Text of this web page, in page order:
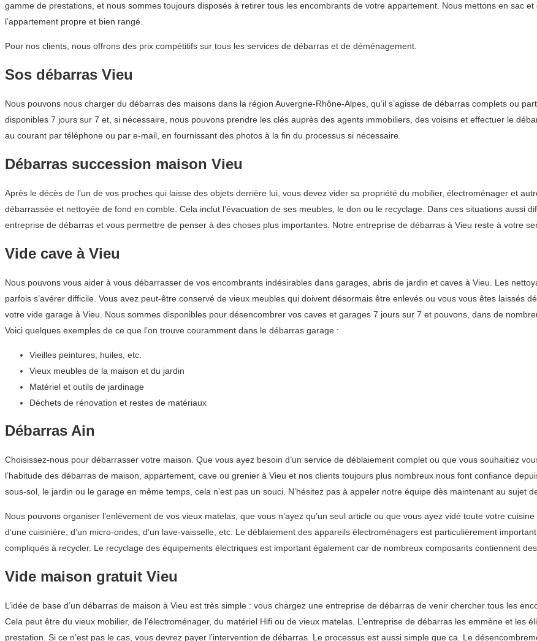
gamme de prestations, et nous sommes toujours disposés à retirer tous les encombrants de votre appartement. Nous mettons en sac
l’appartement propre et bien rangé.
Pour nos clients, nous offrons des prix compétitifs sur tous les services de débarras et de déménagement.
Sos débarras Vieu
Nous pouvons nous charger du débarras des maisons dans la région Auvergne-Rhône-Alpes, qu’il s’agisse de débarras complets ou
disponibles 7 jours sur 7 et, si nécessaire, nous pouvons prendre les clés auprès des agents immobiliers, des voisins et effectuer le
au courant par téléphone ou par e-mail, en fournissant des photos à la fin du processus si nécessaire.
Débarras succession maison Vieu
Après le décès de l’un de vos proches qui laisse des objets derrière lui, vous devez vider sa propriété du mobilier, électroménager et
débarrassée et nettoyée de fond en comble. Cela inclut l’évacuation de ses meubles, le don ou le recyclage. Dans ces situations aussi
entreprise de débarras et vous permettre de penser à des choses plus importantes. Notre entreprise de débarras à Vieu reste à votre
Vide cave à Vieu
Nous pouvons vous aider à vous débarrasser de vos encombrants indésirables dans garages, abris de jardin et caves à Vieu. Les
parfois s’avérer difficile. Vous avez peut-être conservé de vieux meubles qui doivent désormais être enlevés ou vous vous êtes laissés
votre vide garage à Vieu. Nous sommes disponibles pour désencombrer vos caves et garages 7 jours sur 7 et pouvons, dans de
Voici quelques exemples de ce que l’on trouve couramment dans le débarras garage :
Vieilles peintures, huiles, etc.
Vieux meubles de la maison et du jardin
Matériel et outils de jardinage
Déchets de rénovation et restes de matériaux
Débarras Ain
Choisissez-nous pour débarrasser votre maison. Que vous ayez besoin d’un service de déblaiement complet ou que vous souhaitiez
l’habitude des débarras de maison, appartement, cave ou grenier à Vieu et nos clients toujours plus nombreux nous font confiance
sous-sol, le jardin ou le garage en même temps, cela n’est pas un souci. N’hésitez pas à appeler notre équipe dès maintenant au sujet
Nous pouvons organiser l’enlèvement de vos vieux matelas, que vous n’ayez qu’un seul article ou que vous ayez vidé toute votre
d’une cuisinière, d’un micro-ondes, d’un lave-vaisselle, etc. Le déblaiement des appareils électroménagers est particulièrement
compliqués à recycler. Le recyclage des équipements électriques est important également car de nombreux composants contiennent
Vide maison gratuit Vieu
L’idée de base d’un débarras de maison à Vieu est très simple : vous chargez une entreprise de débarras de venir chercher tous les
Cela peut être du vieux mobilier, de l’électroménager, du matériel Hifi ou de vieux matelas. L’entreprise de débarras les emmène et les
prestation. Si ce n’est pas le cas, vous devrez payer l’intervention de débarras. Le processus est aussi simple que ça. Le